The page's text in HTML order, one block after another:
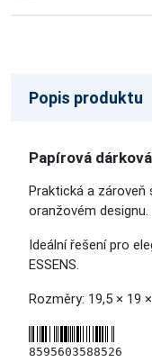
Popis produktu
Papírová
Praktická a zároveň
oranžovém designu.
Ideální řešení pro
ESSENS.
Rozměry: 19,5 × 19
8595603588526